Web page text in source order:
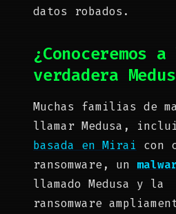
datos robados.
¿Conoceremos
verdadera
Muchas familias de
llamar Medusa,
basada en Mirai con
ransomware, un
llamado Medusa y la
ransomware